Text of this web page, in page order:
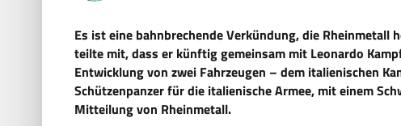
Es ist eine bahnbrechende Verkündung, die Rheinmetall
teilte mit, dass er künftig gemeinsam mit Leonardo
Entwicklung von zwei Fahrzeugen – dem italienischen
Schützenpanzer für die italienische Armee, mit einem
Mitteilung von Rheinmetall.